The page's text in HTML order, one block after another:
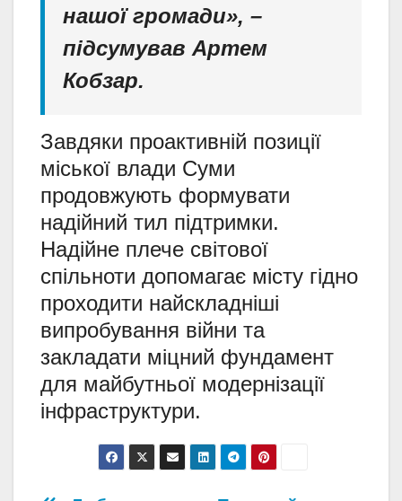
нашої громади», –
підсумував Артем
Кобзар.
Завдяки проактивній позиції
міської влади Суми
продовжують формувати
надійний тил підтримки.
Надійне плече світової
спільноти допомагає місту гідно
проходити найскладніші
випробування війни та
закладати міцний фундамент
для майбутньої модернізації
інфраструктури.